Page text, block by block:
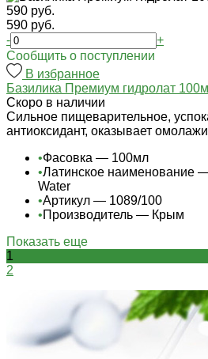
590 руб.
590 руб.
-
+
Cообщить о поступлении
В избранное
Базилика Премиум гидролат
Cкоро в наличии
Сильное пищеварительное,
антиоксидант, оказывает
•Фасовка — 100мл
•Латинское наименование
Water
•Артикул — 1089/100
•Производитель — Крым
Показать еще
1
2